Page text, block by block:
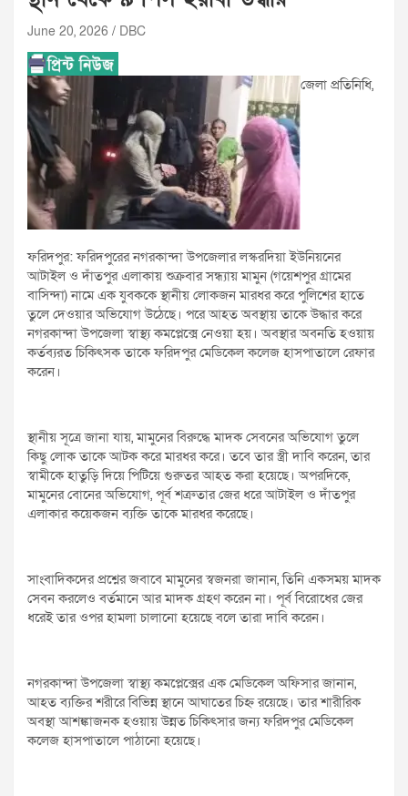
June 20, 2026 DBC
জেলা প্রতিনিধি,
ফরিদপুর: ফরিদপুরের নগরকান্দা উপজেলার লস্করদিয়া ইউনিয়নের
আটাইল ও দাঁতপুর এলাকায় শুক্রবার সন্ধ্যায় মামুন (গয়েশপুর গ্রামের
বাসিন্দা) নামে এক যুবককে স্থানীয় লোকজন মারধর করে পুলিশের হাতে
তুলে দেওয়ার অভিযোগ উঠেছে। পরে আহত অবস্থায় তাকে উদ্ধার করে
নগরকান্দা উপজেলা স্বাস্থ্য কমপ্লেক্সে নেওয়া হয়। অবস্থার অবনতি হওয়ায়
কর্তব্যরত চিকিৎসক তাকে ফরিদপুর মেডিকেল কলেজ হাসপাতালে রেফার
করেন।
স্থানীয় সূত্রে জানা যায়, মামুনের বিরুদ্ধে মাদক সেবনের অভিযোগ তুলে
কিছু লোক তাকে আটক করে মারধর করে। তবে তার স্ত্রী দাবি করেন, তার
স্বামীকে হাতুড়ি দিয়ে পিটিয়ে গুরুতর আহত করা হয়েছে। অপরদিকে,
মামুনের বোনের অভিযোগ, পূর্ব শত্রুতার জের ধরে আটাইল ও দাঁতপুর
এলাকার কয়েকজন ব্যক্তি তাকে মারধর করেছে।
সাংবাদিকদের প্রশ্নের জবাবে মামুনের স্বজনরা জানান, তিনি একসময় মাদক
সেবন করলেও বর্তমানে আর মাদক গ্রহণ করেন না। পূর্ব বিরোধের জের
ধরেই তার ওপর হামলা চালানো হয়েছে বলে তারা দাবি করেন।
নগরকান্দা উপজেলা স্বাস্থ্য কমপ্লেক্সের এক মেডিকেল অফিসার জানান,
আহত ব্যক্তির শরীরে বিভিন্ন স্থানে আঘাতের চিহ্ন রয়েছে। তার শারীরিক
অবস্থা আশঙ্কাজনক হওয়ায় উন্নত চিকিৎসার জন্য ফরিদপুর মেডিকেল
কলেজ হাসপাতালে পাঠানো হয়েছে।